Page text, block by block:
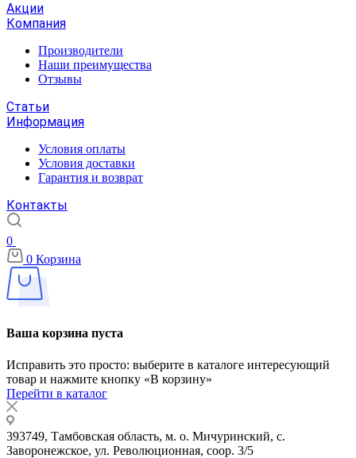
Акции
Компания
Производители
Наши преимущества
Отзывы
Статьи
Информация
Условия оплаты
Условия доставки
Гарантия и возврат
Контакты
0
0 Корзина
Ваша корзина пуста
Исправить это просто: выберите в каталоге интересующий
товар и нажмите кнопку «В корзину»
Перейти в каталог
393749, Тамбовская область, м. о. Мичуринский, с.
Заворонежское, ул. Революционная, соор. 3/5